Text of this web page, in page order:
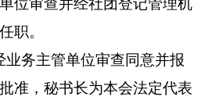
位审查并经社团登记管理机
职。
业务主管单位审查同意并报
准，秘书长为本会法定代表